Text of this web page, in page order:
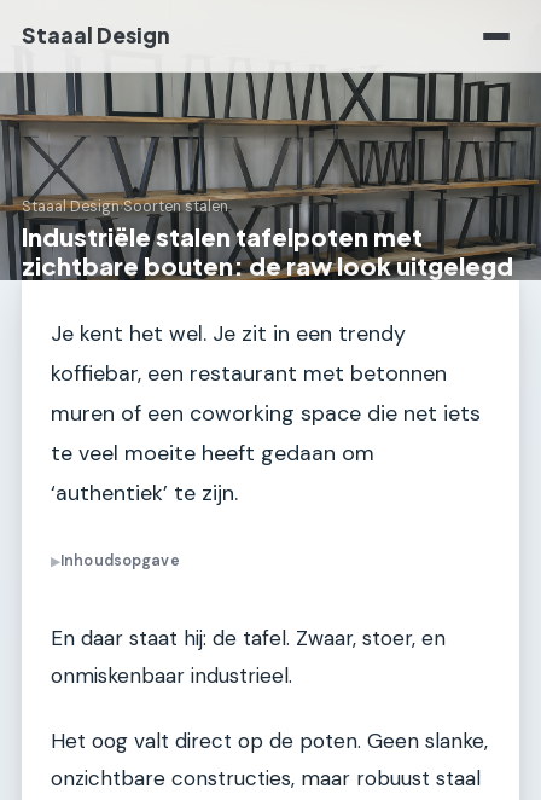
Staaal Design
Staaal Design›Soorten stalen
Industriële stalen tafelpoten met
zichtbare bouten: de raw look uitgelegd
Je kent het wel. Je zit in een trendy
koffiebar, een restaurant met betonnen
muren of een coworking space die net iets
te veel moeite heeft gedaan om
‘authentiek’ te zijn.
▶Inhoudsopgave
En daar staat hij: de tafel. Zwaar, stoer, en
onmiskenbaar industrieel.
Het oog valt direct op de poten. Geen slanke,
onzichtbare constructies, maar robuust staal